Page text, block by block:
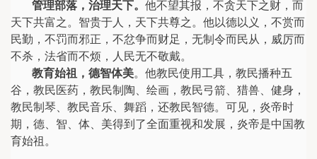
管理部落，治理天下。 他不望其报，不贪天下之财，而
天下共富之。智贵于人，天下共尊之。他以德以义，不赏而
民勤，不罚而邪正，不忿争而财足，无制令而民从，威厉而
不杀，法省而不烦，人民无不敬戴。
教育始祖，德智体美。他教民使用工具，教民播种五
谷，教民医药，教民制陶、绘画，教民弓箭、猎兽、健身，
教民制琴、教民音乐、舞蹈，还教民智德。可见，炎帝时
期，德、智、体、美得到了全面重视和发展，炎帝是中国教
育始祖。